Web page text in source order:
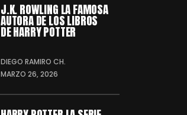
J.K. ROWLING LA FAMOSA
AUTORA DE LOS LIBROS
DE HARRY POTTER
DIEGO RAMIRO CH.
MARZO 26, 2026